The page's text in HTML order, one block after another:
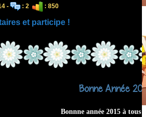
- : 2 : 850
et participe !
Bonne Année
Bonnne année 2015 à tous